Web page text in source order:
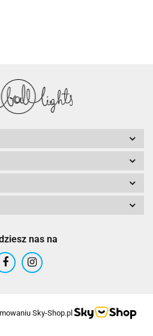
nas na
Sky-Shop.pl